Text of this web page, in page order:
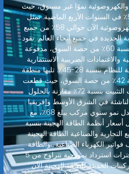
نموًا غير مسبوق، حيث
زاد الطلب بأكثر من 520٪ في السنوات الأربع الماضية. تمثل
أنظمة الطاقة الهجينة والكهروضوئية الآن حوالي 58٪ من جميع
الجديدة في جميع أنحاء العالم. تقود
أمريكا الشمالية وأوروبا بنسبة 60٪ من حصة السوق، مدفوعة
والاعتمادات الضريبية الاستثمارية
التي تقلل التكاليف الإجمالية للنظام بنسبة 28-45٪. تليها منطقة
آسيا والمحيط الهادئ بنسبة 42٪ من حصة السوق، حيث قطعت
التصاميم المعيارية أوقات التثبيت بنسبة 72٪ مقارنة بالحلول
في الشرق الأوسط وإفريقيا
أسرع المناطق نموًا بمعدل نمو سنوي مركب يبلغ 68٪، مع
أسعار أنظمة الطاقة الهجينة بنسبة
التجارية والصناعية الطاقة الهجينة
فواتير الكهرباء الصناعية، والطاقة
الاحتياطية للطوارئ، مع فترات استرداد نموذجية تتراوح من 5
الحديثة للطاقة الهجينة الآن